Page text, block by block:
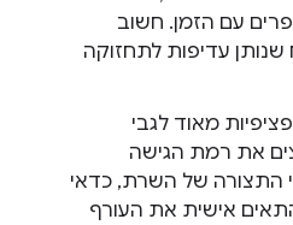
עם הזמן. חשוב
עדיפות לתחזוקה
מאוד לגבי
את רמת הגישה
של השרת, כדאי
אישית את העורף